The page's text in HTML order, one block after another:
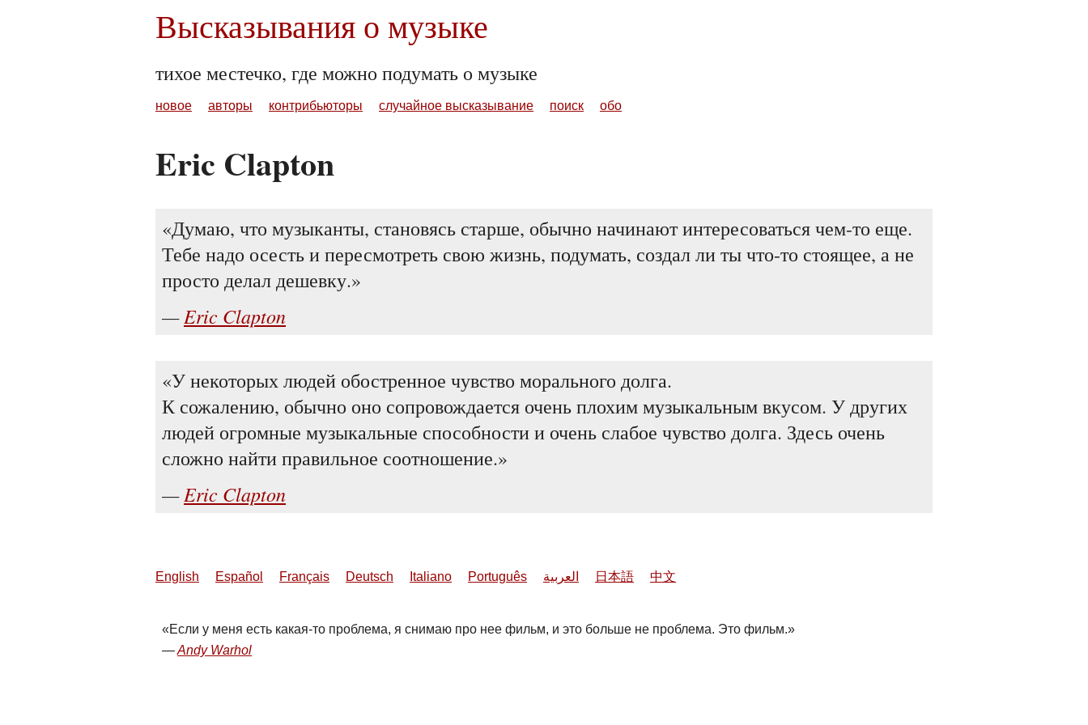
Высказывания о музыке
тихое местечко, где можно подумать о музыке
новое авторы контрибьюторы случайное высказывание поиск обо
Eric Clapton
Думаю, что музыканты, становясь старше, обычно начинают интересоваться чем-то еще.
Тебе надо осесть и пересмотреть свою жизнь, подумать, создал ли ты что-то стоящее, а не
просто делал дешевку.
Eric Clapton
У некоторых людей обостренное чувство морального долга.
К сожалению, обычно оно сопровождается очень плохим музыкальным вкусом. У других
людей огромные музыкальные способности и очень слабое чувство долга. Здесь очень
сложно найти правильное соотношение.
Eric Clapton
English Español Français Deutsch Italiano Português العربية 日本語 中文
Если у меня есть какая-то проблема, я снимаю про нее фильм, и это больше не проблема. Это фильм.
Andy Warhol